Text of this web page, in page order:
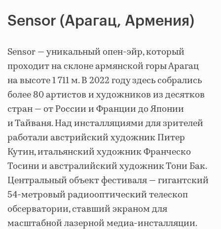
Sensor (Арагац, Армения)
Sensor — уникальный опен-эйр, который
проходит на склоне армянской горы Арагац
на высоте 1 711 м. В 2022 году здесь собрались
более 80 артистов и художников из десятков
стран — от России и Франции до Японии
и Тайваня. Над инсталляциями для зрителей
работали австрийский художник Питер
Кутин, итальянский художник Франческо
Тосини и австралийский художник Тони Бак.
Центральный объект фестиваля — гигантский
54-метровый радиооптический телескоп
обсерватории, ставший экраном для
масштабной лазерной медиа-инсталляции.